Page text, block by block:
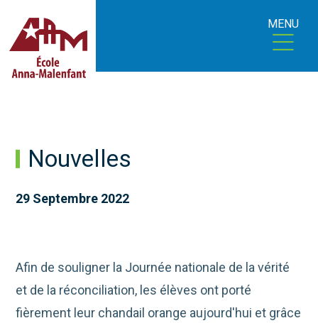
MENU
Nouvelles
29 Septembre 2022
Afin de souligner la Journée nationale de la vérité
et de la réconciliation, les élèves ont porté
fièrement leur chandail orange aujourd'hui et grâce